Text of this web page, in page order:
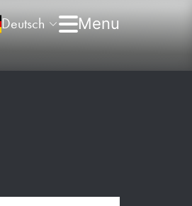
Deutsch